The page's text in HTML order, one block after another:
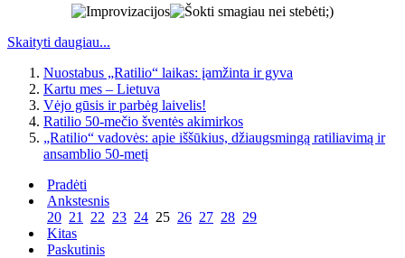
Skaityti daugiau...
Nuostabus „Ratilio“ laikas: įamžinta ir gyva
Kartu mes – Lietuva
Vėjo gūsis ir parbėg laivelis!
Ratilio 50-mečio šventės akimirkos
„Ratilio“ vadovės: apie iššūkius, džiaugsmingą ratiliavimą ir
ansamblio 50-metį
Pradėti
Ankstesnis
20 21 22 23 24 25 26 27 28 29
Kitas
Paskutinis